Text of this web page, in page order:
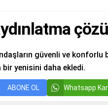
güvenli ve konforlu
yenisini daha ekledi.
ABONE OL Whatsapp